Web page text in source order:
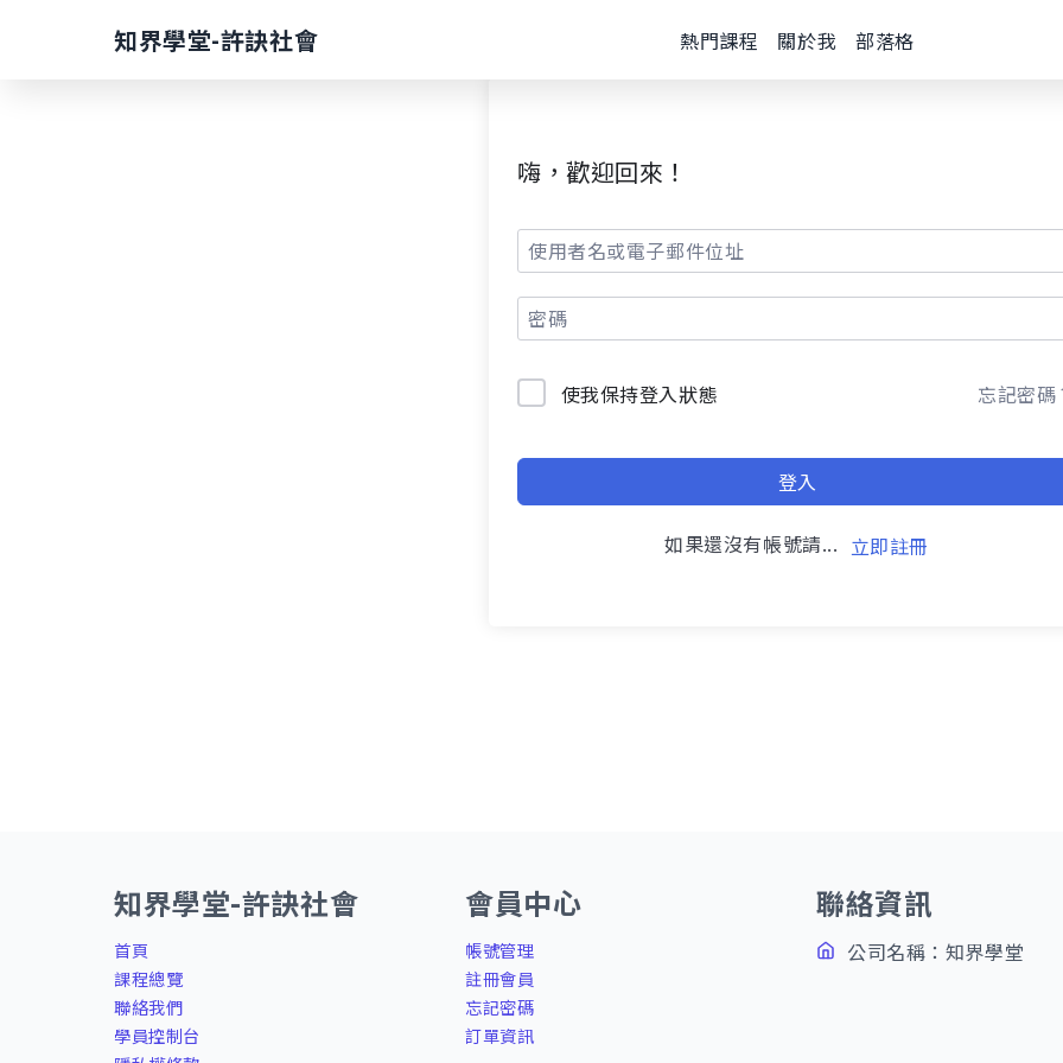
知界學堂-許訣社會 熱門課程 關於我 部落格
嗨，歡迎回來！
使我保持登入狀態 忘記密碼
登入
如果還沒有帳號請... 立即註冊
知界學堂-許訣社會
首頁
課程總覽
聯絡我們
學員控制台
會員中心
帳號管理
註冊會員
忘記密碼
訂單資訊
聯絡資訊
公司名稱：知界學堂